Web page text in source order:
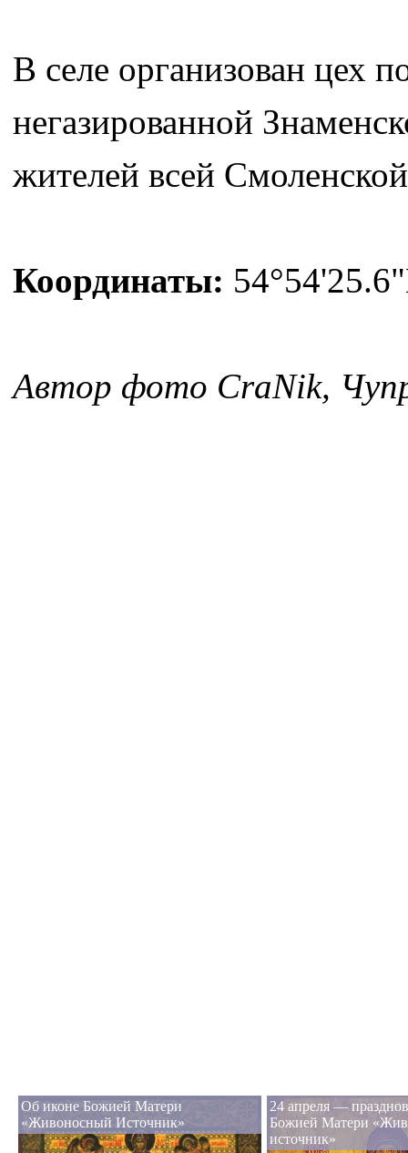
В селе организован цех
негазированной
жителей всей
Координаты:
Автор фото CraNik,
Об иконе Божией Матери
«Живоносный Источник»
24 апреля —
Божией Матери
источник»